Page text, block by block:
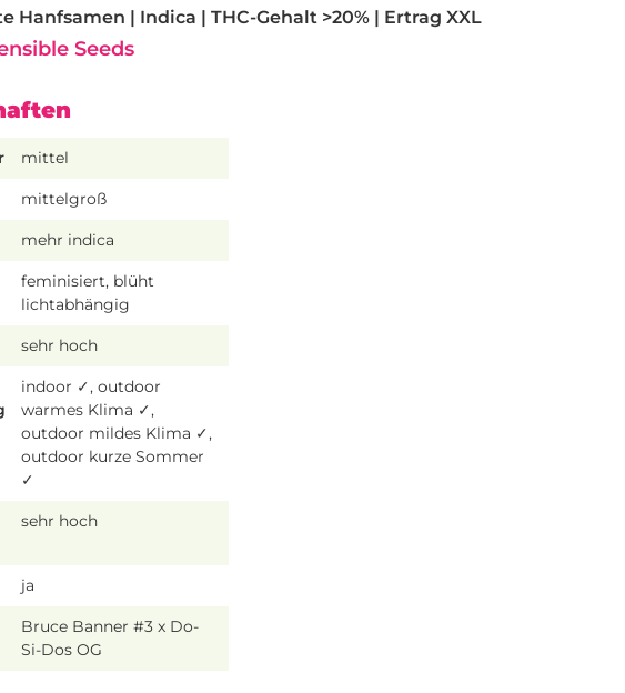
Hanfsamen | Indica | THC-Gehalt >20% | Ertrag XXL
Seeds
mittel
mittelgroß
mehr indica
feminisiert, blüht
lichtabhängig
sehr hoch
indoor ✓, outdoor
warmes Klima ✓,
outdoor mildes Klima ✓,
outdoor kurze Sommer
✓
sehr hoch
ja
Bruce Banner #3 x Do-
Si-Dos OG